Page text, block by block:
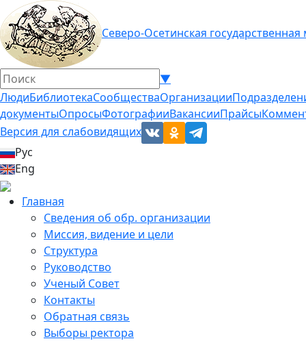
Северо-Осетинская
▼
ЛюдиБиблиотекаСообществаОрганизации
документыОпросыФотографииВакансииПрайсы
Версия для слабовидящих
Рус
Eng
Главная
Сведения об обр. организации
Миссия, видение и цели
Структура
Руководство
Ученый Совет
Контакты
Обратная связь
Выборы ректора